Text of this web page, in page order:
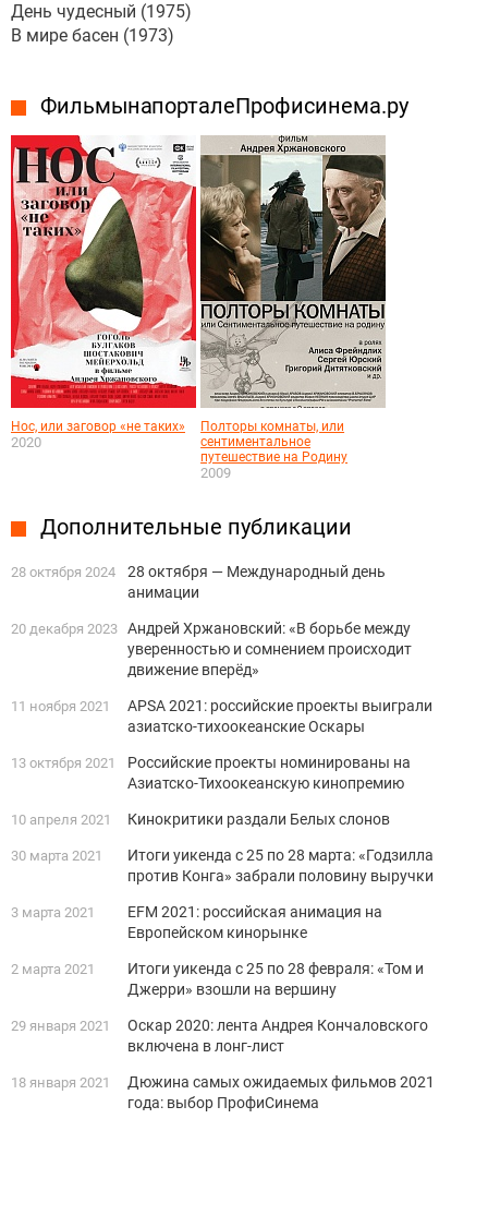
День чудесный (1975)
В мире басен (1973)
Фильмы на портале Профисинема.ру
Нос, или заговор «не таких»
2020
Полторы комнаты, или
сентиментальное
путешествие на Родину
2009
Дополнительные публикации
28 октября 2024
28 октября — Международный день
анимации
20 декабря 2023 Андрей Хржановский: «В борьбе между
уверенностью и сомнением происходит
движение вперёд»
11 ноября 2021
APSA 2021: российские проекты выиграли
азиатско-тихоокеанские Оскары
13 октября 2021
Российские проекты номинированы на
Азиатско-Тихоокеанскую кинопремию
10 апреля 2021 Кинокритики раздали Белых слонов
30 марта 2021
Итоги уикенда с 25 по 28 марта: «Годзилла
против Конга» забрали половину выручки
3 марта 2021
EFM 2021: российская анимация на
Европейском кинорынке
2 марта 2021
Итоги уикенда с 25 по 28 февраля: «Том и
Джерри» взошли на вершину
29 января 2021
Оскар 2020: лента Андрея Кончаловского
включена в лонг-лист
18 января 2021
Дюжина самых ожидаемых фильмов 2021
года: выбор ПрофиСинема